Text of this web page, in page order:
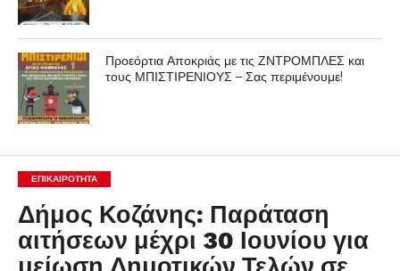
Προεόρτια Αποκριάς με τις ΖΝΤΡΟΜΠΛΕΣ και
τους ΜΠΙΣΤΙΡΕΝΙΟΥΣ – Σας περιμένουμε!
ΕΠΙΚΑΙΡΟΤΗΤΑ
Δήμος Κοζάνης: Παράταση
αιτήσεων μέχρι 30 Ιουνίου για